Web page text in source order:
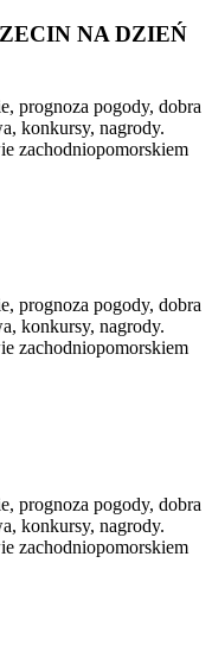
NA DZIEŃ
prognoza pogody, dobra
konkursy, nagrody.
zachodniopomorskiem
prognoza pogody, dobra
konkursy, nagrody.
zachodniopomorskiem
prognoza pogody, dobra
konkursy, nagrody.
zachodniopomorskiem